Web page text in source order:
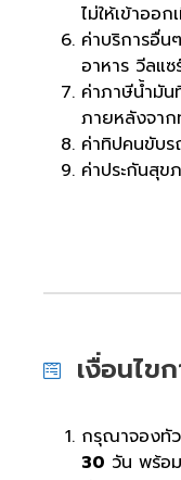
ไม่ให้เข้าออ
ค่าบริการอื่น
อาหาร วีลแซ
ค่าภาษีน้ำมัน
ภายหลังจาก
ค่าทิปคนขับร
ค่าประกันสุข
เงื่อนไข
กรุณาจองทั
30 วัน พร้อ